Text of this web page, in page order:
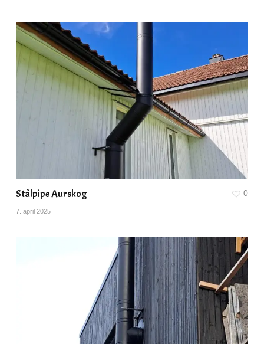
Stålpipe Aurskog
7. april 2025
0